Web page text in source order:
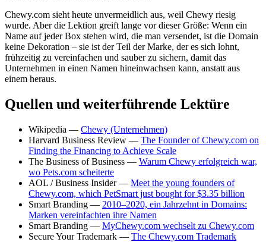
Chewy.com sieht heute unvermeidlich aus, weil Chewy riesig
wurde. Aber die Lektion greift lange vor dieser Größe: Wenn ein
Name auf jeder Box stehen wird, die man versendet, ist die Domain
keine Dekoration – sie ist der Teil der Marke, der es sich lohnt,
frühzeitig zu vereinfachen und sauber zu sichern, damit das
Unternehmen in einen Namen hineinwachsen kann, anstatt aus
einem heraus.
Quellen und weiterführende Lektüre
Wikipedia — Chewy (Unternehmen)
Harvard Business Review — The Founder of Chewy.com on
Finding the Financing to Achieve Scale
The Business of Business — Warum Chewy erfolgreich war,
wo Pets.com scheiterte
AOL / Business Insider — Meet the young founders of
Chewy.com, which PetSmart just bought for $3.35 billion
Smart Branding — 2010–2020, ein Jahrzehnt in Domains:
Marken vereinfachten ihre Namen
Smart Branding — MyChewy.com wechselt zu Chewy.com
Secure Your Trademark — The Chewy.com Trademark